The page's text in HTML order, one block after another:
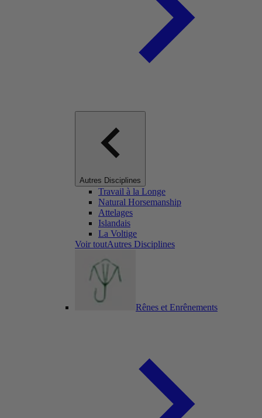
Autres Disciplines
Travail à la Longe
Natural Horsemanship
Attelages
Islandais
La Voltige
Voir toutAutres Disciplines
Rênes et Enrênements